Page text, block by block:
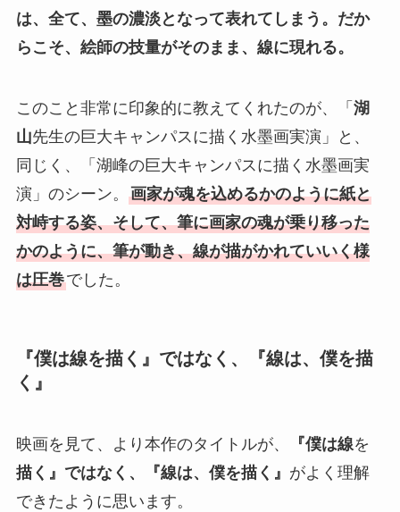
は、全て、墨の濃淡となって表れてしまう。だか
らこそ、絵師の技量がそのまま、線に現れる。
このこと非常に印象的に教えてくれたのが、「 湖
山先生の巨大キャンパスに描く水墨画実演」と、
同じく、「湖峰の巨大キャンパスに描く水墨画実
演」のシーン。 画家が魂を込めるかのように紙と
対峙する姿、そして、筆に画家の魂が乗り移った
かのように、筆が動き、線が描がかれていいく様
は圧巻でした。
『僕は線を描く』ではなく、『線は、僕を描
く』
映画を見て、より本作のタイトルが、 『僕は線を
描く』ではなく、『線は、僕を描く』 がよく理解
できたように思います。